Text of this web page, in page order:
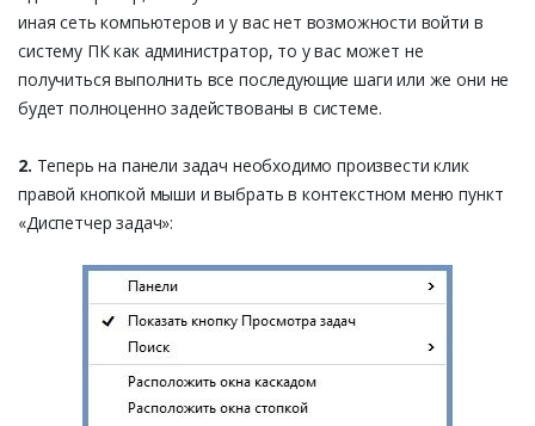
иная сеть компьютеров и у вас нет возможности войти в
систему ПК как администратор, то у вас может не
получиться выполнить все последующие шаги или же они не
будет полноценно задействованы в системе.
2. Теперь на панели задач необходимо произвести клик
правой кнопкой мыши и выбрать в контекстном меню пункт
«Диспетчер задач»: